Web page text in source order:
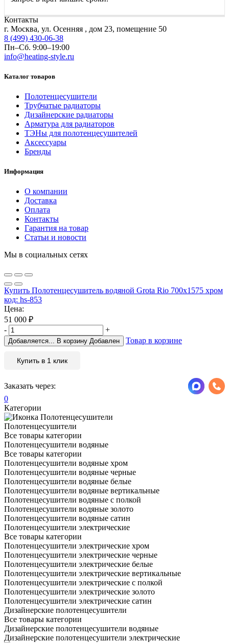
Контакты
г. Москва, ул. Осенняя , дом 23, помещение 50
8 (499) 430-06-38
Пн–Сб. 9:00–19:00
info@heating-style.ru
Каталог товаров
Полотенцесушители
Трубчатые радиаторы
Дизайнерские радиаторы
Арматура для радиаторов
ТЭНы для полотенцесушителей
Аксессуары
Бренды
Информация
О компании
Доставка
Оплата
Контакты
Гарантия на товар
Статьи и новости
Мы в социальных сетях
Купить Полотенцесушитель водяной Grota Rio 700х1575 хром
код: hs-853
Цена:
51 000 ₽
-
+
Добавляется... В корзину Добавлен Товар в корзине
Купить в 1 клик
Заказать через:
0
Категории
Полотенцесушители
Все товары категории
Полотенцесушители водяные
Все товары категории
Полотенцесушители водяные хром
Полотенцесушители водяные черные
Полотенцесушители водяные белые
Полотенцесушители водяные вертикальные
Полотенцесушители водяные с полкой
Полотенцесушители водяные золото
Полотенцесушители водяные сатин
Полотенцесушители электрические
Все товары категории
Полотенцесушители электрические хром
Полотенцесушители электрические черные
Полотенцесушители электрические белые
Полотенцесушители электрические вертикальные
Полотенцесушители электрические с полкой
Полотенцесушители электрические золото
Полотенцесушители электрические сатин
Дизайнерские полотенцесушители
Все товары категории
Дизайнерские полотенцесушители водяные
Дизайнерские полотенцесушители электрические